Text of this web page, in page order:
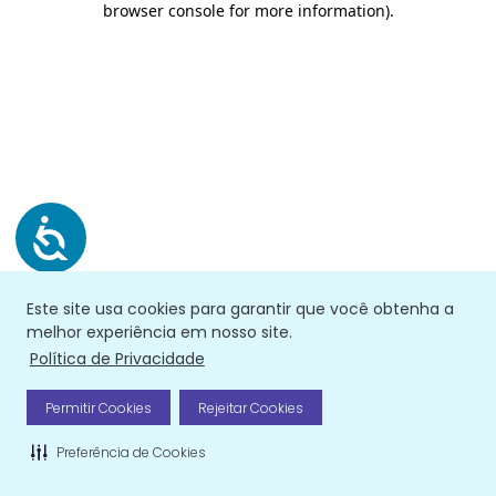
Este site usa cookies para garantir que você obtenha a
melhor experiência em nosso site.
Política de Privacidade
Permitir Cookies Rejeitar Cookies
Preferência de Cookies
browser console for more information).